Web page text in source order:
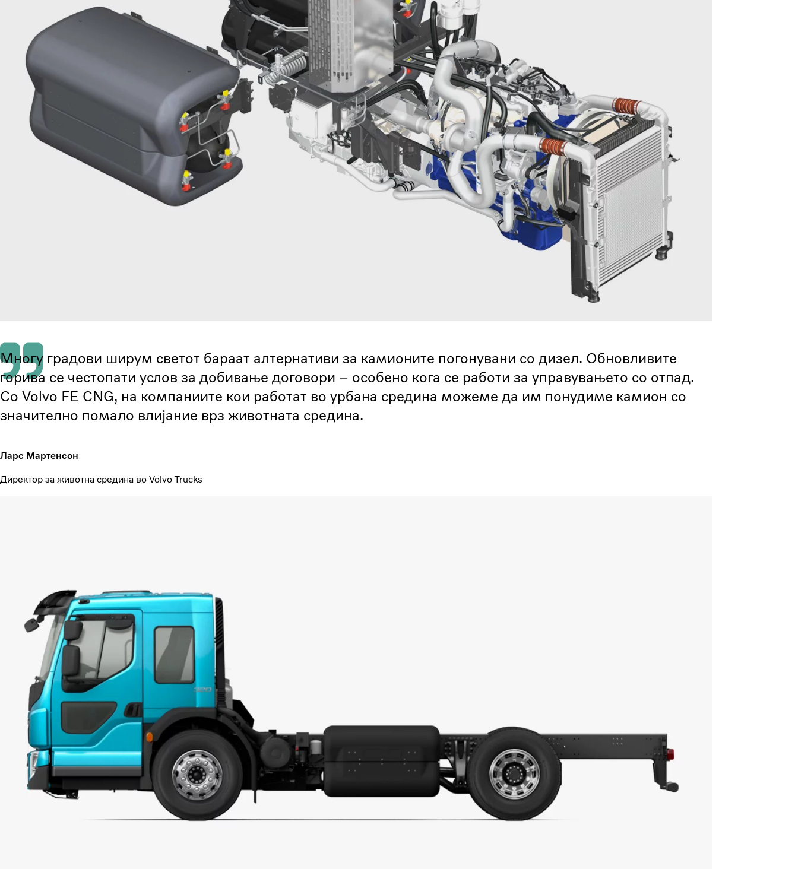
Многу градови ширум светот бараат алтернативи за камионите погонувани со дизел. Обновливите
горива се честопати услов за добивање договори – особено кога се работи за управувањето со отпад.
Со Volvo FE CNG, на компаниите кои работат во урбана средина можеме да им понудиме камион со
значително помало влијание врз животната средина.
Ларс Мартенсон
Директор за животна средина во Volvo Trucks